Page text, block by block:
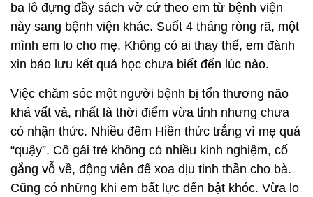
ba lô đựng đầy sách vở cứ theo em từ bệnh viện
này sang bệnh viện khác. Suốt 4 tháng ròng rã, một
mình em lo cho mẹ. Không có ai thay thế, em đành
xin bảo lưu kết quả học chưa biết đến lúc nào.
Việc chăm sóc một người bệnh bị tổn thương não
khá vất vả, nhất là thời điểm vừa tỉnh nhưng chưa
có nhận thức. Nhiều đêm Hiền thức trắng vì mẹ quá
“quậy”. Cô gái trẻ không có nhiều kinh nghiệm, cố
gắng vỗ về, động viên để xoa dịu tinh thần cho bà.
Cũng có những khi em bất lực đến bật khóc. Vừa lo